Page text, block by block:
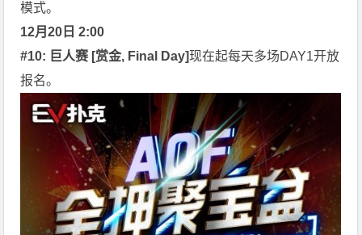
模式。
12月20日 2:00
#10: 巨人赛 [赏金, Final Day]现在起每天多场DAY1开放
报名。